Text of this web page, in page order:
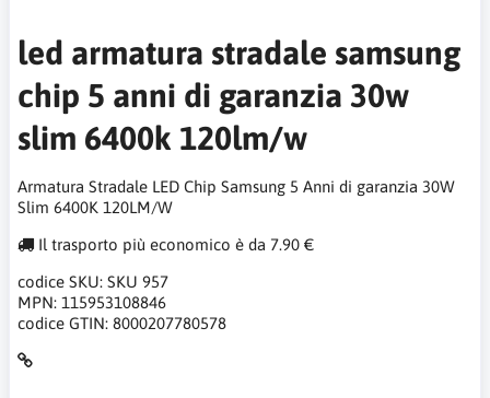
led armatura stradale samsung
chip 5 anni di garanzia 30w
slim 6400k 120lm/w
Armatura Stradale LED Chip Samsung 5 Anni di garanzia 30W
Slim 6400K 120LM/W
Il trasporto più economico è da 7.90 €
codice SKU: SKU 957
MPN: 115953108846
codice GTIN: 8000207780578